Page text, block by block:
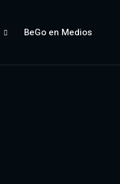
BeGo en Medios